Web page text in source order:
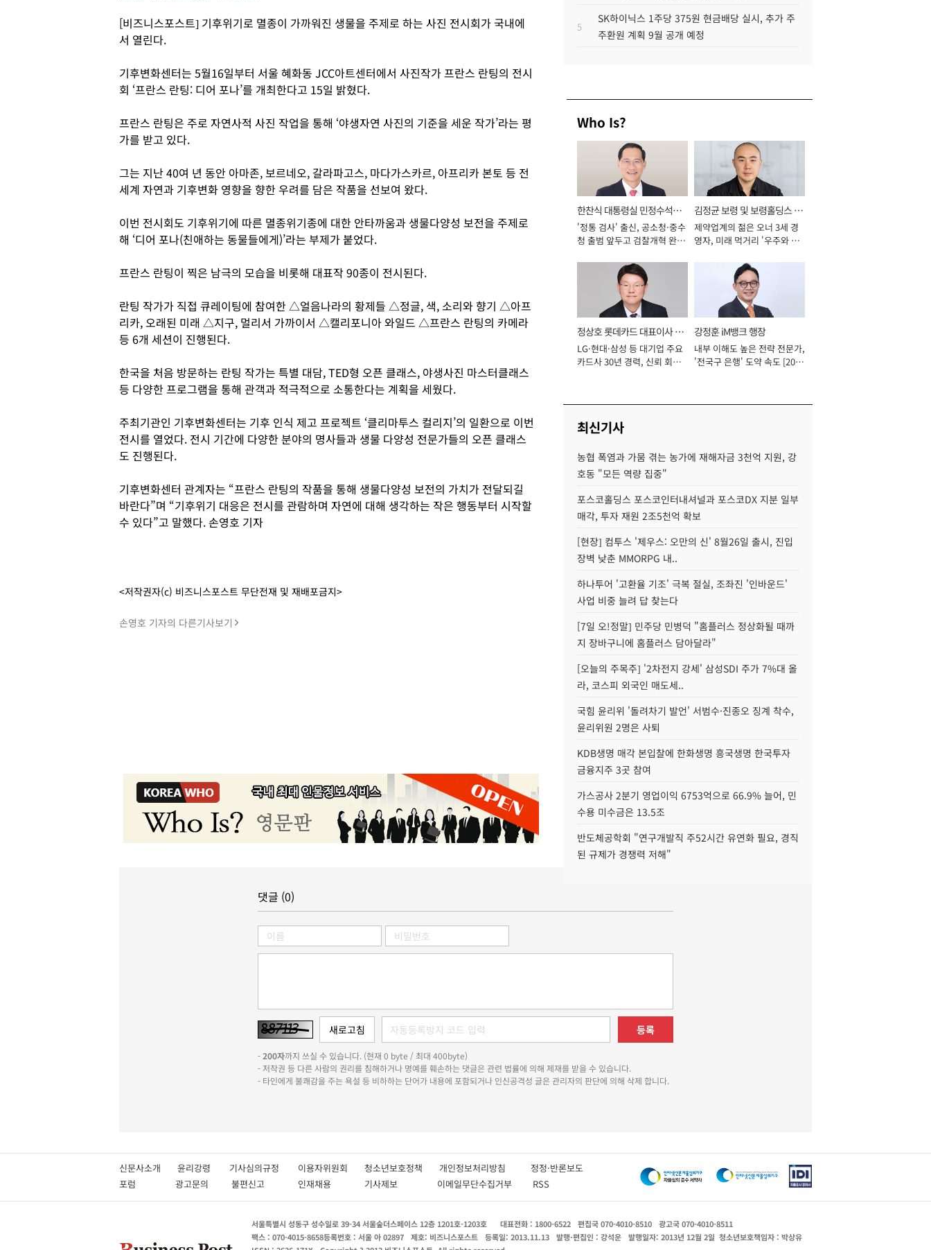
[비즈니스포스트] 기후위기로 멸종이 가까워진 생물을 주제로 하는 사진 전시회가 국내에
서 열린다.
기후변화센터는 5월16일부터 서울 혜화동 JCC아트센터에서 사진작가 프란스 란팅의 전시
회 ‘프란스 란팅: 디어 포나’를 개최한다고 15일 밝혔다.
프란스 란팅은 주로 자연사적 사진 작업을 통해 ‘야생자연 사진의 기준을 세운 작가’라는 평
가를 받고 있다.
그는 지난 40여 년 동안 아마존, 보르네오, 갈라파고스, 마다가스카르, 아프리카 본토 등 전
세계 자연과 기후변화 영향을 향한 우려를 담은 작품을 선보여 왔다.
이번 전시회도 기후위기에 따른 멸종위기종에 대한 안타까움과 생물다양성 보전을 주제로
해 ‘디어 포나(친애하는 동물들에게)’라는 부제가 붙었다.
프란스 란팅이 찍은 남극의 모습을 비롯해 대표작 90종이 전시된다.
란팅 작가가 직접 큐레이팅에 참여한 △얼음나라의 황제들 △정글, 색, 소리와 향기 △아프
리카, 오래된 미래 △지구, 멀리서 가까이서 △캘리포니아 와일드 △프란스 란팅의 카메라
등 6개 세션이 진행된다.
한국을 처음 방문하는 란팅 작가는 특별 대담, TED형 오픈 클래스, 야생사진 마스터클래스
등 다양한 프로그램을 통해 관객과 적극적으로 소통한다는 계획을 세웠다.
주최기관인 기후변화센터는 기후 인식 제고 프로젝트 ‘클리마투스 컬리지’의 일환으로 이번
전시를 열었다. 전시 기간에 다양한 분야의 명사들과 생물 다양성 전문가들의 오픈 클래스
도 진행된다.
기후변화센터 관계자는 “프란스 란팅의 작품을 통해 생물다양성 보전의 가치가 전달되길
바란다”며 “기후위기 대응은 전시를 관람하며 자연에 대해 생각하는 작은 행동부터 시작할
수 있다”고 말했다. 손영호 기자
<저작권자(c) 비즈니스포스트 무단전재 및 재배포금지>
손영호 기자의 다른기사보기
5
SK하이닉스 1주당 375원 현금배당 실시, 추가 주
주환원 계획 9월 공개 예정
Who Is?
한찬식 대통령실 민정수석비
서관
'정통 검사' 출신, 공소청·중수
청 출범 앞두고 검찰개혁 완수
김정균 보령 및 보령홀딩스 대
표이사 사장
제약업계의 젊은 오너 3세 경
영자, 미래 먹거리 '우주와 헬
정상호 롯데카드 대표이사 사
장
LG·현대·삼성 등 대기업 주요
카드사 30년 경력, 신뢰 회복
강정훈 iM뱅크 행장
내부 이해도 높은 전략 전문가,
'전국구 은행' 도약 속도 [2026
최신기사
농협 폭염과 가뭄 겪는 농가에 재해자금 3천억 지원, 강
호동 "모든 역량 집중"
포스코홀딩스 포스코인터내셔널과 포스코DX 지분 일부
매각, 투자 재원 2조5천억 확보
[현장] 컴투스 '제우스: 오만의 신' 8월26일 출시, 진입
장벽 낮춘 MMORPG 내..
하나투어 '고환율 기조' 극복 절실, 조좌진 '인바운드'
사업 비중 늘려 답 찾는다
[7일 오!정말] 민주당 민병덕 "홈플러스 정상화될 때까
지 장바구니에 홈플러스 담아달라"
[오늘의 주목주] '2차전지 강세' 삼성SDI 주가 7%대 올
라, 코스피 외국인 매도세..
국힘 윤리위 '돌려차기 발언' 서범수·진종오 징계 착수,
윤리위원 2명은 사퇴
KDB생명 매각 본입찰에 한화생명 흥국생명 한국투자
금융지주 3곳 참여
가스공사 2분기 영업이익 6753억으로 66.9% 늘어, 민
수용 미수금은 13.5조
반도체공학회 "연구개발직 주52시간 유연화 필요, 경직
된 규제가 경쟁력 저해"
댓글 (0)
등록
-200자까지 쓰실 수 있습니다. (현재 0 byte / 최대 400byte)
- 저작권 등 다른 사람의 권리를 침해하거나 명예를 훼손하는 댓글은 관련 법률에 의해 제재를 받을 수 있습니다.
- 타인에게 불쾌감을 주는 욕설 등 비하하는 단어가 내용에 포함되거나 인신공격성 글은 관리자의 판단에 의해 삭제 합니다.
신문사소개 윤리강령 기사심의규정 이용자위원회 청소년보호정책 개인정보처리방침 정정·반론보도
포럼
광고문의 불편신고 인재채용 기사제보 이메일무단수집거부 RSS
서울특별시 성동구 성수일로 39-34 서울숲더스페이스 12층 1201호-1203호 대표전화 : 1800-6522 편집국 070-4010-8510
광고국 070-4010-8511
팩스 : 070-4015-8658등록번호 : 서울 아 02897 제호: 비즈니스포스트 등록일: 2013.11.13 발행·편집인 : 강석운 발행일자: 2013년 12월 2일 청소년보호책임자 : 박상유